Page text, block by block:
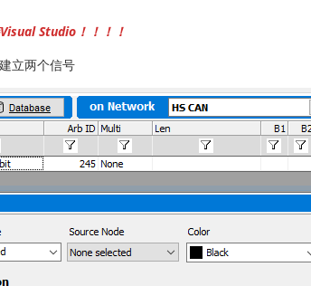
Studio！！！！
立两个信号